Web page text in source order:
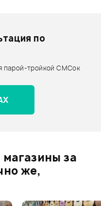
по
парой-тройкой СМСок
за
же,